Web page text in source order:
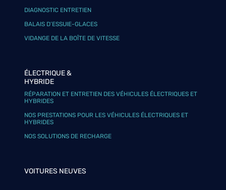
DIAGNOSTIC ENTRETIEN
BALAIS D’ESSUIE-GLACES
VIDANGE DE LA BOÎTE DE VITESSE
ÉLECTRIQUE &
HYBRIDE
RÉPARATION ET ENTRETIEN DES VÉHICULES ÉLECTRIQUES ET
HYBRIDES
NOS PRESTATIONS POUR LES VÉHICULES ÉLECTRIQUES ET
HYBRIDES
NOS SOLUTIONS DE RECHARGE
VOITURES NEUVES